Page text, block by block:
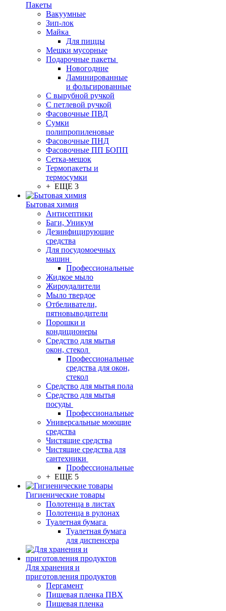
Пакеты
Вакуумные
Зип-лок
Майка
Для пиццы
Мешки мусорные
Подарочные пакеты
Новогодние
Ламинированные
и фольгированные
С вырубной ручкой
С петлевой ручкой
Фасовочные ПВД
Сумки
полипропиленовые
Фасовочные ПНД
Фасовочные ПП БОПП
Сетка-мешок
Термопакеты и
термосумки
+ ЕЩЕ 3
Бытовая химия
Антисептики
Баги, Уникум
Дезинфицирующие
средства
Для посудомоечных
машин
Профессиональные
Жидкое мыло
Жироудалители
Мыло твердое
Отбеливатели,
пятновыводители
Порошки и
кондиционеры
Средство для мытья
окон, стекол
Профессиональные
средства для окон,
стекол
Средство для мытья пола
Средство для мытья
посуды
Профессиональные
Универсальные моющие
средства
Чистящие средства
Чистящие средства для
сантехники
Профессиональные
+ ЕЩЕ 5
Гигиенические товары
Полотенца в листах
Полотенца в рулонах
Туалетная бумага
Туалетная бумага
для диспенсера
Для хранения и
приготовления продуктов
Пергамент
Пищевая пленка ПВХ
Пищевая пленка